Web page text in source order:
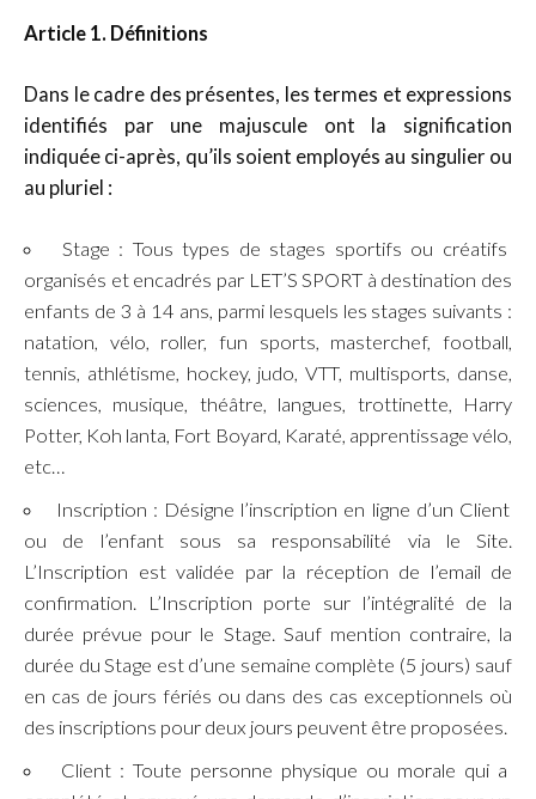
Article 1. Définitions
Dans le cadre des présentes, les termes et expressions
identifiés par une majuscule ont la signification
indiquée ci-après, qu’ils soient employés au singulier ou
au pluriel :
Stage : Tous types de stages sportifs ou créatifs
organisés et encadrés par LET’S SPORT à destination des
enfants de 3 à 14 ans, parmi lesquels les stages suivants :
natation, vélo, roller, fun sports, masterchef, football,
tennis, athlétisme, hockey, judo, VTT, multisports, danse,
sciences, musique, théâtre, langues, trottinette, Harry
Potter, Koh lanta, Fort Boyard, Karaté, apprentissage vélo,
etc…
Inscription : Désigne l’inscription en ligne d’un Client
ou de l’enfant sous sa responsabilité via le Site.
L’Inscription est validée par la réception de l’email de
confirmation. L’Inscription porte sur l’intégralité de la
durée prévue pour le Stage. Sauf mention contraire, la
durée du Stage est d’une semaine complète (5 jours) sauf
en cas de jours fériés ou dans des cas exceptionnels où
des inscriptions pour deux jours peuvent être proposées.
Client : Toute personne physique ou morale qui a